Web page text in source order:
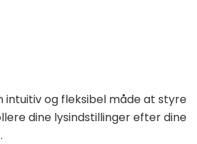
intuitiv og fleksibel måde at styre
dine lysindstillinger efter dine